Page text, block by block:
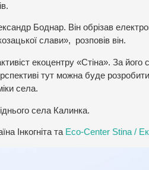
Боднар. Він обрізав
слави», розповів він.
екоцентру «Стіна». За
тут можна буде розробити
села.
села Калинка.
Інкогніта та Eco-Center Stina /